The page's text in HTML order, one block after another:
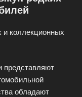
коллекционных
представляют
обладают